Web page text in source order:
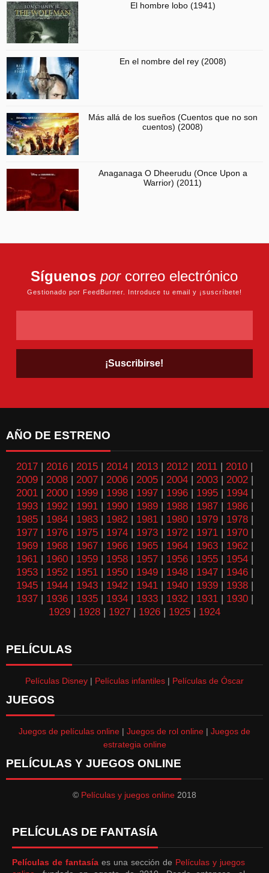
El hombre lobo (1941)
En el nombre del rey (2008)
Más allá de los sueños (Cuentos que no son
cuentos) (2008)
Anaganaga O Dheerudu (Once Upon a
Warrior) (2011)
Síguenos porcorreo electrónico
Gestionado por FeedBurner. Introduce tu email y ¡suscríbete!
AÑO DE ESTRENO
2017 | 2016 | 2015 | 2014 | 2013 | 2012 | 2011 | 2010 |
2009| 2008| 2007| 2006| 2005| 2004| 2003| 2002|
2001| 2000| 1999| 1998| 1997| 1996| 1995| 1994|
1993| 1992| 1991| 1990| 1989| 1988| 1987| 1986|
1985| 1984| 1983| 1982| 1981| 1980| 1979| 1978|
1977| 1976| 1975| 1974| 1973| 1972| 1971| 1970|
1969| 1968| 1967| 1966| 1965| 1964| 1963| 1962|
1961| 1960| 1959| 1958| 1957| 1956| 1955| 1954|
1953| 1952| 1951| 1950| 1949| 1948| 1947| 1946|
1945| 1944| 1943| 1942| 1941| 1940| 1939| 1938|
1937| 1936| 1935| 1934| 1933| 1932| 1931| 1930|
1929 | 1928 | 1927 | 1926 | 1925 | 1924
PELÍCULAS
Películas Disney | Películas infantiles | Películas de Óscar
JUEGOS
Juegos de películas online | Juegos de rol online | Juegos de
estrategia online
PELÍCULAS Y JUEGOS ONLINE
© Películas y juegos online 2018
PELÍCULAS DE FANTASÍA
Películas de fantasía es una sección de Películas y juegos